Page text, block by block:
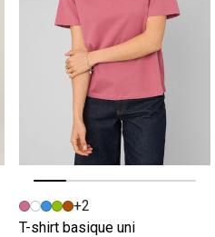
Image précédente
Image suivante
+2
T-shirt basique uni